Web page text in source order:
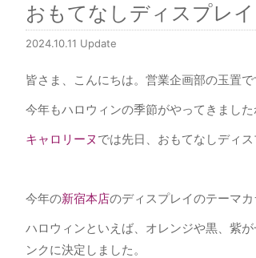
おもてなしディスプレ
2024.10.11 Update
皆さま、こんにちは。営業企画部の玉置で
今年もハロウィンの季節がやってきました
キャロリーヌ では先日、おもてなしディ
今年の新宿本店のディスプレイのテーマカ
ハロウィンといえば、オレンジや黒、紫
ンクに決定しました。